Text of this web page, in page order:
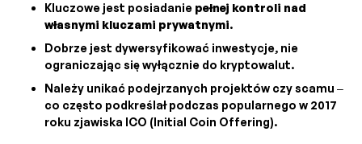
Kluczowe jest posiadanie pełnej kontroli nad
własnymi kluczami prywatnymi.
Dobrze jest dywersyfikować inwestycje, nie
ograniczając się wyłącznie do kryptowalut.
Należy unikać podejrzanych projektów czy scamu –
co często podkreślał podczas popularnego w 2017
roku zjawiska ICO (Initial Coin Offering).